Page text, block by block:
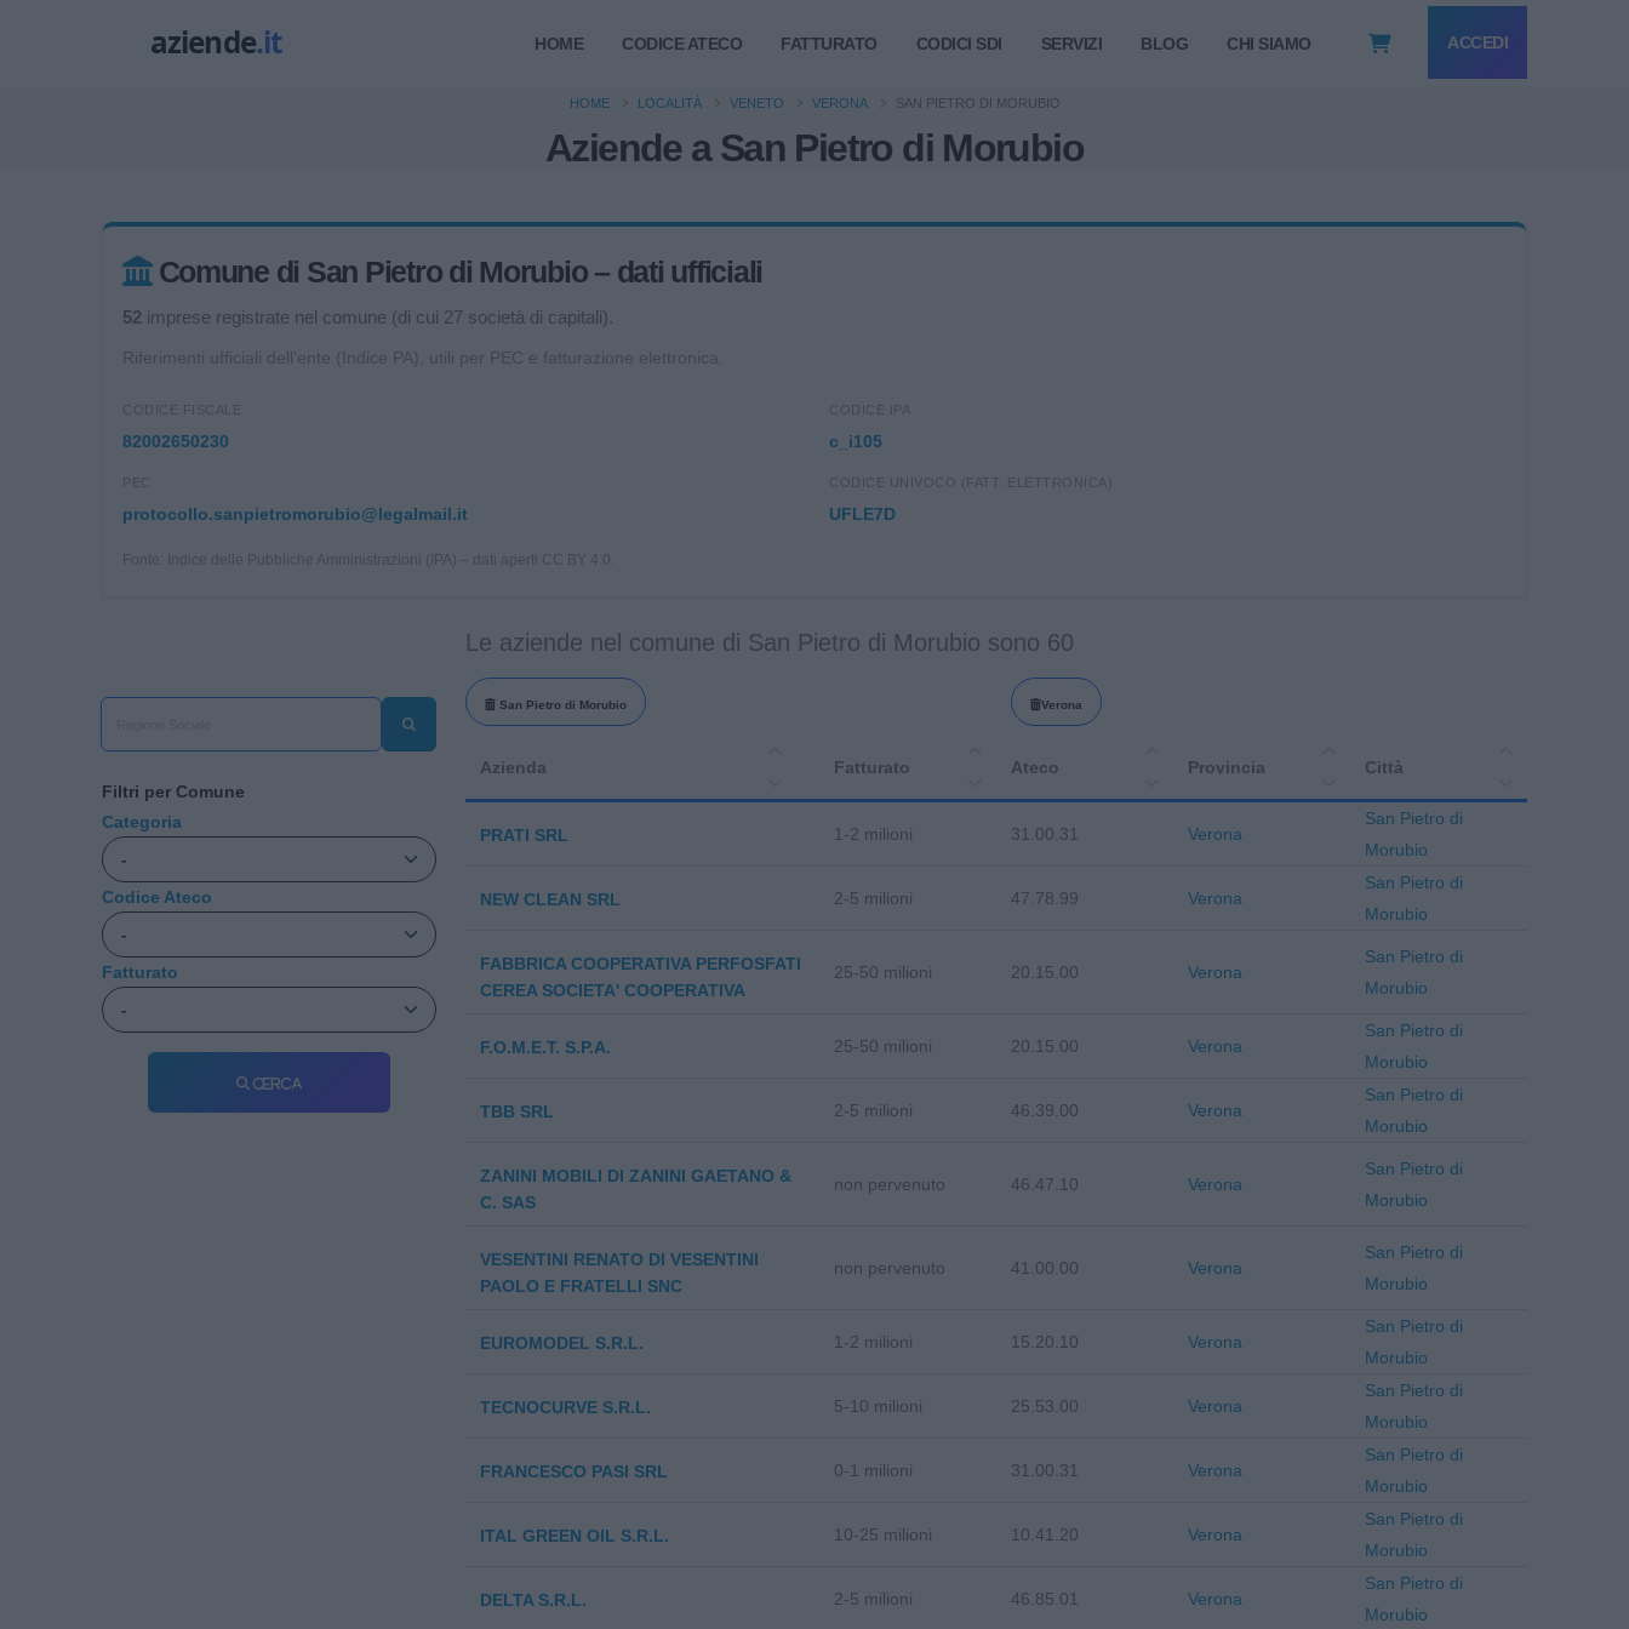
HOME CODICE ATECO FATTURATO CODICI SDI SERVIZI BLOG CHI SIAMO ACCEDI
Aziende a San Pietro di Morubio
HOME LOCALITÀ VENETO VERONA SAN PIETRO DI MORUBIO
Comune di San Pietro di Morubio – dati ufficiali
52 imprese registrate nel comune (di cui 27 società di capitali).
Riferimenti ufficiali dell'ente (Indice PA), utili per PEC e fatturazione elettronica.
CODICE FISCALE
82002650230
CODICE IPA
c_i105
PEC
protocollo.sanpietromorubio@legalmail.it
CODICE UNIVOCO (FATT. ELETTRONICA)
UFLE7D
Fonte: Indice delle Pubbliche Amministrazioni (IPA) – dati aperti CC BY 4.0.
Filtri per Comune
Categoria
Codice Ateco
Fatturato
Cerca
Le aziende nel comune di San Pietro di Morubio sono 60
San Pietro di Morubio Verona
Azienda Fatturato Ateco Provincia Città
PRATI SRL 1-2 milioni 31.00.31 Verona
San Pietro di
Morubio
NEW CLEAN SRL 2-5 milioni 47.78.99 Verona
San Pietro di
Morubio
FABBRICA COOPERATIVA PERFOSFATI
CEREA SOCIETA' COOPERATIVA
25-50 milioni 20.15.00 Verona
San Pietro di
Morubio
F.O.M.E.T. S.P.A. 25-50 milioni 20.15.00 Verona
San Pietro di
Morubio
TBB SRL 2-5 milioni 46.39.00 Verona
San Pietro di
Morubio
ZANINI MOBILI DI ZANINI GAETANO &
C. SAS
non pervenuto 46.47.10 Verona
San Pietro di
Morubio
VESENTINI RENATO DI VESENTINI
PAOLO E FRATELLI SNC
non pervenuto 41.00.00 Verona
San Pietro di
Morubio
EUROMODEL S.R.L. 1-2 milioni 15.20.10 Verona
San Pietro di
Morubio
TECNOCURVE S.R.L. 5-10 milioni 25.53.00 Verona
San Pietro di
Morubio
FRANCESCO PASI SRL 0-1 milioni 31.00.31 Verona
San Pietro di
Morubio
ITAL GREEN OIL S.R.L. 10-25 milioni 10.41.20 Verona
San Pietro di
Morubio
DELTA S.R.L. 2-5 milioni 46.85.01 Verona
San Pietro di
Morubio